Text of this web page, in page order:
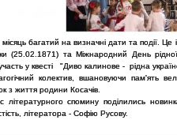
багатий на визначні дати та події.
(25.02.1871) та Міжнародний День
у квесті "Диво калинове - рідна
колектив, вшановуючи пам'ять
з життя родини Косачів.
літературного спомину поділились
літератора - Софію Русову.